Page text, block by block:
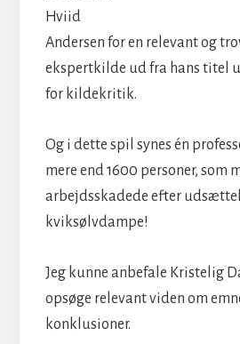
Hviid
Andersen for en relevant og
ekspertkilde ud fra hans titel
for kildekritik.
Og i dette spil synes én
mere end 1600 personer, som
arbejdsskadede efter
kviksølvdampe!
Jeg kunne anbefale Kristelig
opsøge relevant viden om
konklusioner.